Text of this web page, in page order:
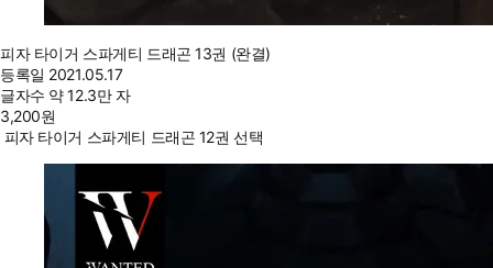
피자 타이거 스파게티 드래곤 13권 (완결)
등록일 2021.05.17
글자수 약 12.3만 자
3,200원
피자 타이거 스파게티 드래곤 12권 선택